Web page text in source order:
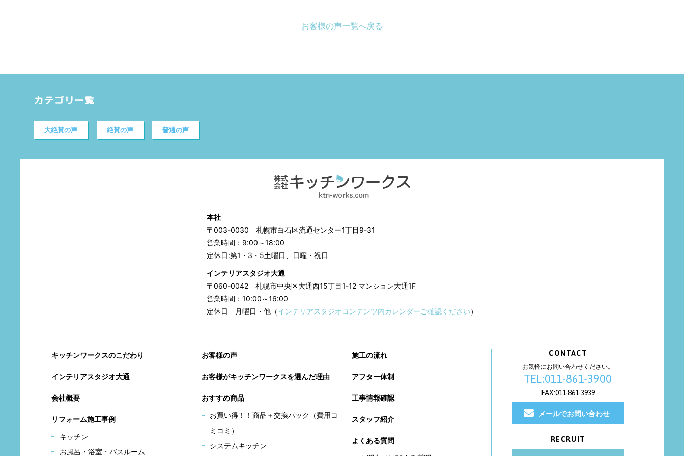
お客様の声一覧へ戻る
カテゴリ一覧
大絶賛の声 絶賛の声 普通の声
本社
〒003-0030 札幌市白石区流通センター1丁目9-31
営業時間：9:00～18:00
定休日:第1・3・5土曜日、日曜・祝日
インテリアスタジオ大通
〒060-0042 札幌市中央区大通西15丁目1-12 マンション大通1F
営業時間：10:00～16:00
定休日 月曜日・他（インテリアスタジオコンテンツ内カレンダーご確認ください）
キッチンワークスのこだわり
インテリアスタジオ大通
会社概要
リフォーム施工事例
キッチン
お風呂・浴室・バスルーム
お客様の声
お客様がキッチンワークスを選んだ理由
おすすめ商品
お買い得！！商品＋交換パック（費用コ
ミコミ）
システムキッチン
施工の流れ
アフター体制
工事情報確認
スタッフ紹介
よくある質問
CONTACT
お気軽にお問い合わせください。
TEL:011-861-3900
FAX:011-861-3939
メールでお問い合わせ
RECRUIT